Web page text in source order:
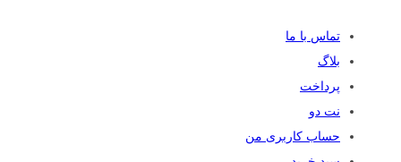
تماس با ما
بلاگ
پرداخت
نت دو
حساب کاربری من